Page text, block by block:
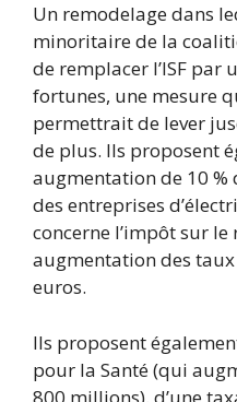
Un remodelage dans
minoritaire de la
de remplacer l’ISF par
fortunes, une mesure
permettrait de lever
de plus. Ils proposent
augmentation de 10 %
des entreprises
concerne l’impôt sur le
augmentation des
euros.
Ils proposent
pour la Santé (qui